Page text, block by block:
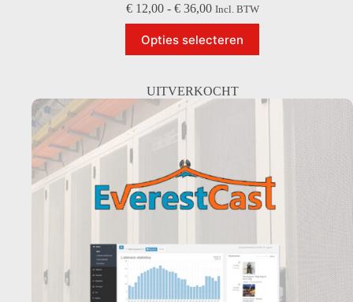
€12,00 - €36,00Prijsklasse:
€ 12,00
tot
Incl. BTW
Opties selecteren
product
heeft
variaties.
Deze
op
de
productpagina
UITVERKOCHT